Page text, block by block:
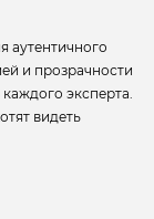
аутентичного
и прозрачности
эксперта.
видеть